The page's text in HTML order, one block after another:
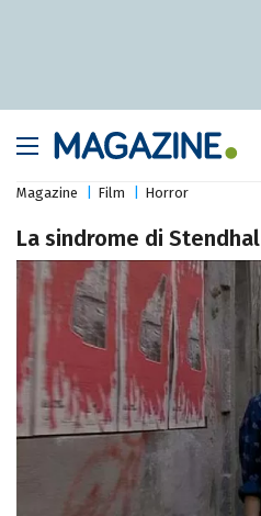
Magazine Film Horror
La sindrome di Stendhal